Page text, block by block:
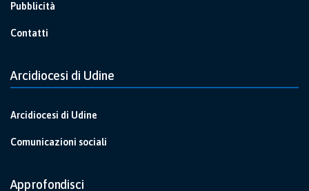
Pubblicità
Contatti
Arcidiocesi di Udine
Arcidiocesi di Udine
Comunicazioni sociali
Approfondisci